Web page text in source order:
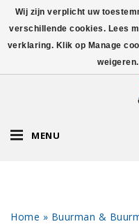
MENU
Home » Buurman &
Wij zijn verplicht uw
verschillende cookies. Lees
verklaring. Klik op Manage
weigeren.